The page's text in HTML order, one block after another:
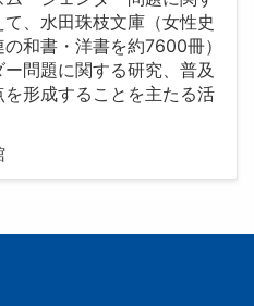
、水田珠枝文庫（女性史
和書・洋書を約7600冊）
問題に関する研究、普及
形成することを主たる活